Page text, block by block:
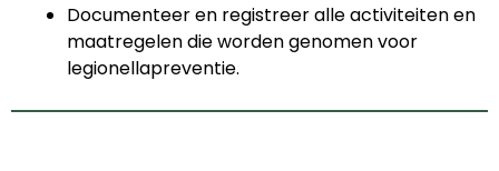
Documenteer en registreer alle activiteiten en
maatregelen die worden genomen voor
legionellapreventie.